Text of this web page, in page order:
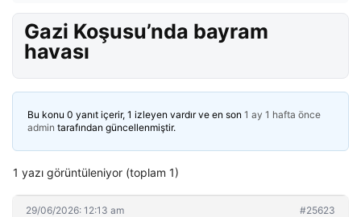
Gazi Koşusu’nda bayram
havası
Bu konu 0 yanıt içerir, 1 izleyen vardır ve en son 1 ay 1 hafta önce
admin tarafından güncellenmiştir.
1 yazı görüntüleniyor (toplam 1)
29/06/2026: 12:13 am #25623